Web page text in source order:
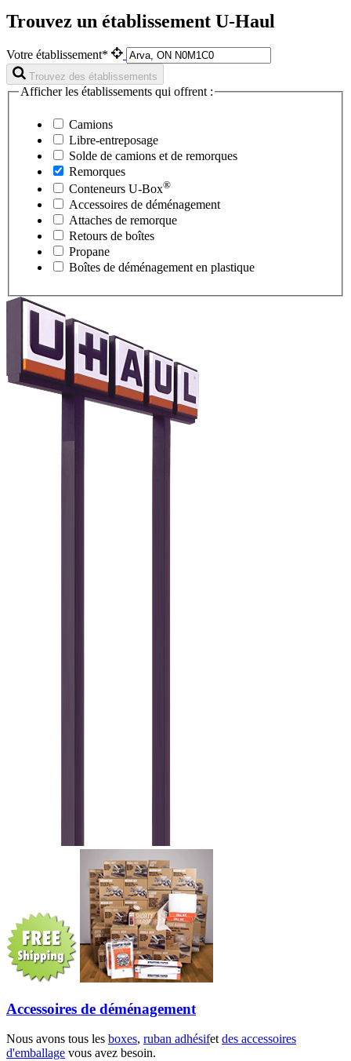
Trouvez un établissement U-Haul
Votre établissement*
Trouvez des établissements
Afficher les établissements qui offrent :
Camions
Libre-entreposage
Solde de camions et de remorques
Remorques
Conteneurs U-Box®
Accessoires de déménagement
Attaches de remorque
Retours de boîtes
Propane
Boîtes de déménagement en plastique
Accessoires de déménagement
Nous avons tous les boxes, ruban adhésifetdes accessoires
d'emballage vous avez besoin.